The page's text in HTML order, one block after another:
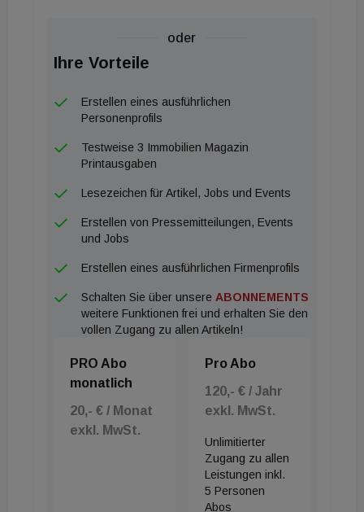
oder
Ihre Vorteile
Erstellen eines ausführlichen
Personenprofils
Testweise 3 Immobilien Magazin
Printausgaben
Lesezeichen für Artikel, Jobs und Events
Erstellen von Pressemitteilungen, Events
und Jobs
Erstellen eines ausführlichen Firmenprofils
Schalten Sie über unsere ABONNEMENTS
weitere Funktionen frei und erhalten Sie den
vollen Zugang zu allen Artikeln!
PRO Abo
monatlich
20,- € / Monat
exkl. MwSt.
Pro Abo
120,- € / Jahr
exkl. MwSt.
Unlimitierter
Zugang zu allen
Leistungen inkl.
5 Personen
Abos